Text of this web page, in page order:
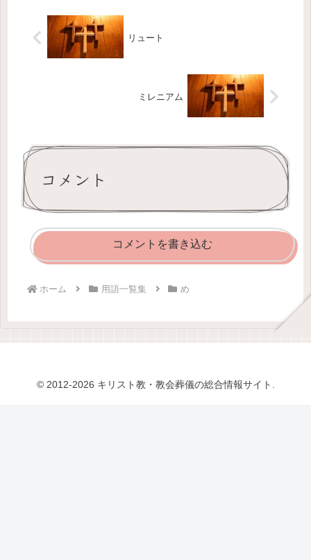
リュート
ミレニアム
コメント
コメントを書き込む
ホーム 用語一覧集 め
© 2012-2026 キリスト教・教会葬儀の総合情報サイト.